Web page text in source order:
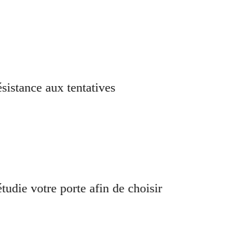
aux tentatives
votre porte afin de choisir